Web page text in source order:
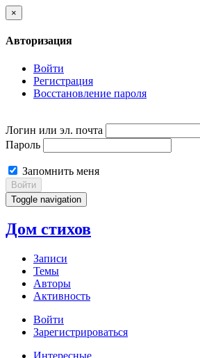
×
Авторизация
Войти
Регистрация
Восстановление пароля
Логин или эл. почта
Пароль
Запомнить меня
Войти
Toggle navigation
Дом стихов
Записи
Темы
Авторы
Активность
Войти
Зарегистрироваться